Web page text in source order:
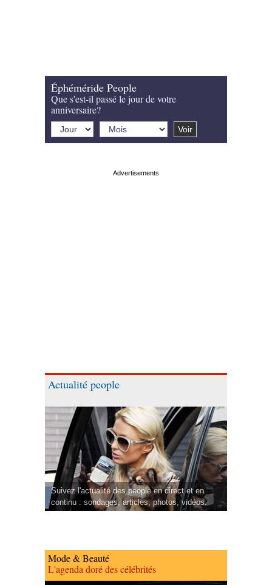
Éphéméride People
Que s'est-il passé le jour de votre
anniversaire?
Actualité people
Suivez l'actualité des people en direct et en
continu : sondages, articles, photos, vidéos.
Mode & Beauté
L'agenda doré des célébrités